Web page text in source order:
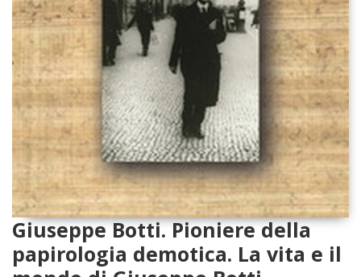
Giuseppe Botti. Pioniere della
papirologia demotica. La vita e il